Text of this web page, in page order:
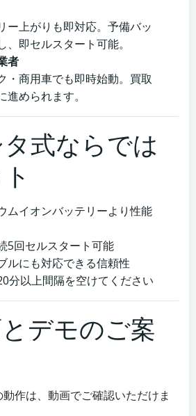
ー上がりも即対応。予備バッ
、即セルスタート可能。
者
・商用車でも即時始動。買取
められます。
式ならでは
ムイオンバッテリーより性能
5回セルスタート可能
ルにも対応できる信頼性
分以上間隔を空けてください
デモのご案
動作は、動画でご確認いただけま